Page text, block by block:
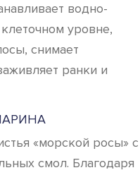
водно-
уровне,
снимает
ранки и
«морской росы» с
смол. Благодаря